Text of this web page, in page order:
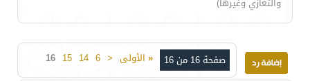
صفحة 16 من 16 « الأولى <
6
14
15
16